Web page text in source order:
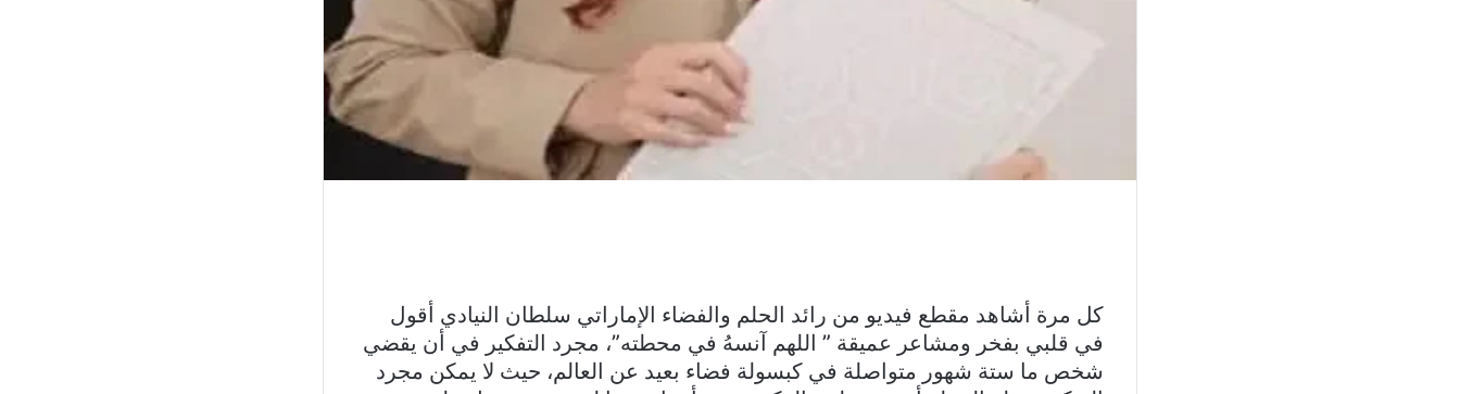
كل مرة أشاهد مقطع فيديو من رائد الحلم والفضاء الإماراتي سلطان النيادي أقول
في قلبي بفخر ومشاعر عميقة ” اللهم آنسهُ في محطته”، مجرد التفكير في أن يقضي
شخص ما ستة شهور متواصلة في كبسولة فضاء بعيد عن العالم، حيث لا يمكن مجرد